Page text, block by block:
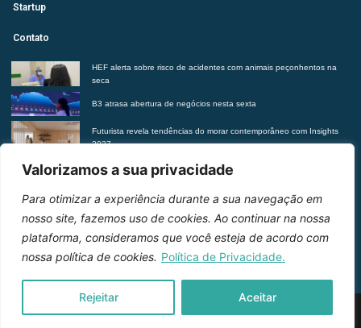
Valorizamos a sua privacidade
Para otimizar a experiência durante a sua navegação em
nosso site, fazemos uso de cookies. Ao continuar na nossa
plataforma, consideramos que você esteja de acordo com
nossa política de cookies. Política de Privacidade.
Rejeitar Aceitar
Startup
Contato
HEF alerta sobre risco de acidentes com animais peçonhentos na
seca
B3 atrasa abertura de negócios nesta sexta
Futurista revela tendências do morar contemporâneo com Insights
2027
Suplementação de vitaminas sem orientação médica pode trazer
riscos à saúde, alerta Hetrin
Entre em contato
2026 © Inteligência e Inovação. Todos os direitos
reservados.